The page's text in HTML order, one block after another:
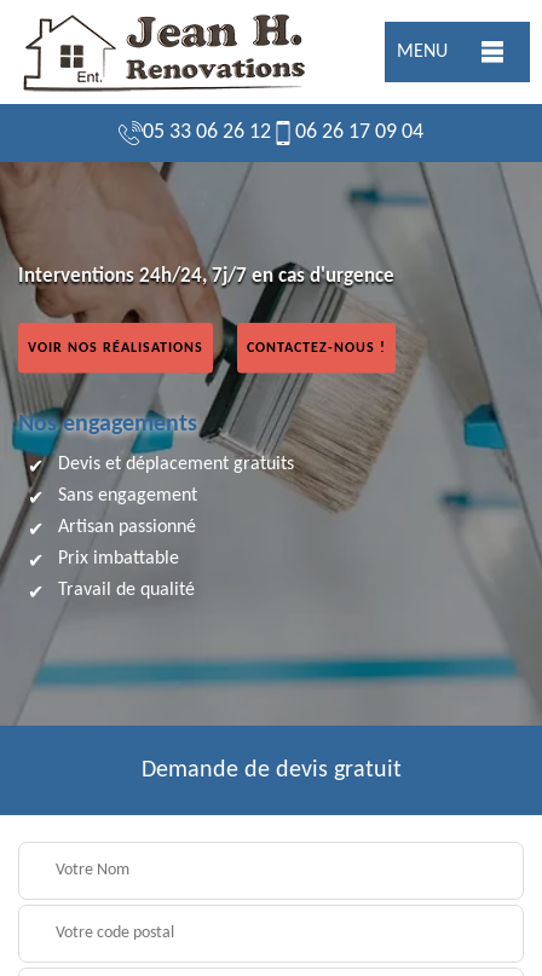
MENU
05 33 06 26 12 06 26 17 09 04
Interventions 24h/24, 7j/7 en cas d'urgence
VOIR NOS RÉALISATIONS CONTACTEZ-NOUS !
Nos engagements
Devis et déplacement gratuits
Sans engagement
Artisan passionné
Prix imbattable
Travail de qualité
Demande de devis gratuit